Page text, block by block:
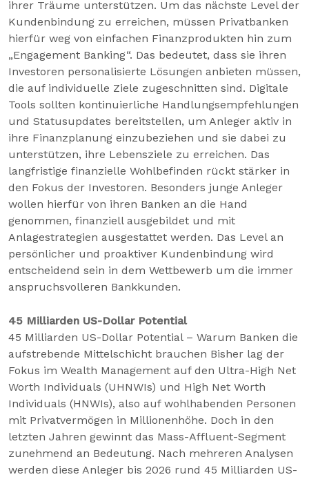
ihrer Träume unterstützen. Um das nächste Level der
Kundenbindung zu erreichen, müssen Privatbanken
hierfür weg von einfachen Finanzprodukten hin zum
„Engagement Banking“. Das bedeutet, dass sie ihren
Investoren personalisierte Lösungen anbieten müssen,
die auf individuelle Ziele zugeschnitten sind. Digitale
Tools sollten kontinuierliche Handlungsempfehlungen
und Statusupdates bereitstellen, um Anleger aktiv in
ihre Finanzplanung einzubeziehen und sie dabei zu
unterstützen, ihre Lebensziele zu erreichen. Das
langfristige finanzielle Wohlbefinden rückt stärker in
den Fokus der Investoren. Besonders junge Anleger
wollen hierfür von ihren Banken an die Hand
genommen, finanziell ausgebildet und mit
Anlagestrategien ausgestattet werden. Das Level an
persönlicher und proaktiver Kundenbindung wird
entscheidend sein in dem Wettbewerb um die immer
anspruchsvolleren Bankkunden.
45 Milliarden US-Dollar Potential
45 Milliarden US-Dollar Potential – Warum Banken die
aufstrebende Mittelschicht brauchen Bisher lag der
Fokus im Wealth Management auf den Ultra-High Net
Worth Individuals (UHNWIs) und High Net Worth
Individuals (HNWIs), also auf wohlhabenden Personen
mit Privatvermögen in Millionenhöhe. Doch in den
letzten Jahren gewinnt das Mass-Affluent-Segment
zunehmend an Bedeutung. Nach mehreren Analysen
werden diese Anleger bis 2026 rund 45 Milliarden US-